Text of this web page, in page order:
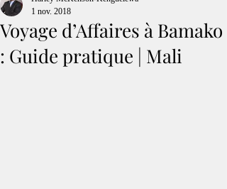
Voyage d’Affaires à Bamako
: Guide pratique | Mali
1 nov. 2018